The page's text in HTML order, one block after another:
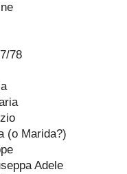
78
(o Marida?)
Adele